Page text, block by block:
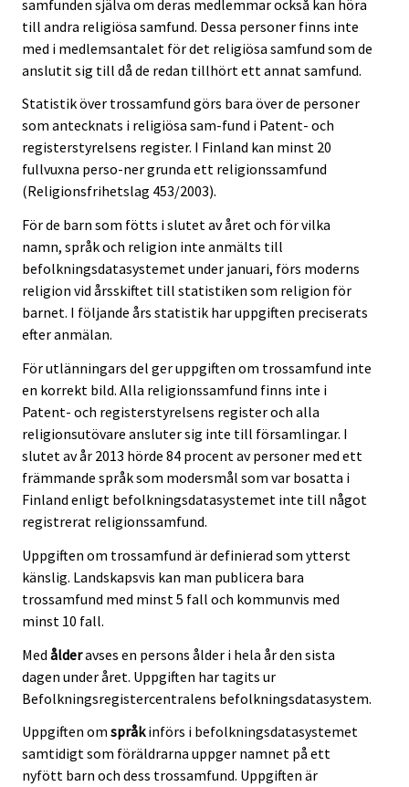
samfunden själva om deras medlemmar också kan höra
till andra religiösa samfund. Dessa personer finns inte
med i medlemsantalet för det religiösa samfund som de
anslutit sig till då de redan tillhört ett annat samfund.
Statistik över trossamfund görs bara över de personer
som antecknats i religiösa sam-fund i Patent- och
registerstyrelsens register. I Finland kan minst 20
fullvuxna perso-ner grunda ett religionssamfund
(Religionsfrihetslag 453/2003).
För de barn som fötts i slutet av året och för vilka
namn, språk och religion inte anmälts till
befolkningsdatasystemet under januari, förs moderns
religion vid årsskiftet till statistiken som religion för
barnet. I följande års statistik har uppgiften preciserats
efter anmälan.
För utlänningars del ger uppgiften om trossamfund inte
en korrekt bild. Alla religionssamfund finns inte i
Patent- och registerstyrelsens register och alla
religionsutövare ansluter sig inte till församlingar. I
slutet av år 2013 hörde 84 procent av personer med ett
främmande språk som modersmål som var bosatta i
Finland enligt befolkningsdatasystemet inte till något
registrerat religionssamfund.
Uppgiften om trossamfund är definierad som ytterst
känslig. Landskapsvis kan man publicera bara
trossamfund med minst 5 fall och kommunvis med
minst 10 fall.
Med ålderavses en persons ålder i hela år den sista
dagen under året. Uppgiften har tagits ur
Befolkningsregistercentralens befolkningsdatasystem.
Uppgiften om språkinförs i befolkningsdatasystemet
samtidigt som föräldrarna uppger namnet på ett
nyfött barn och dess trossamfund. Uppgiften är